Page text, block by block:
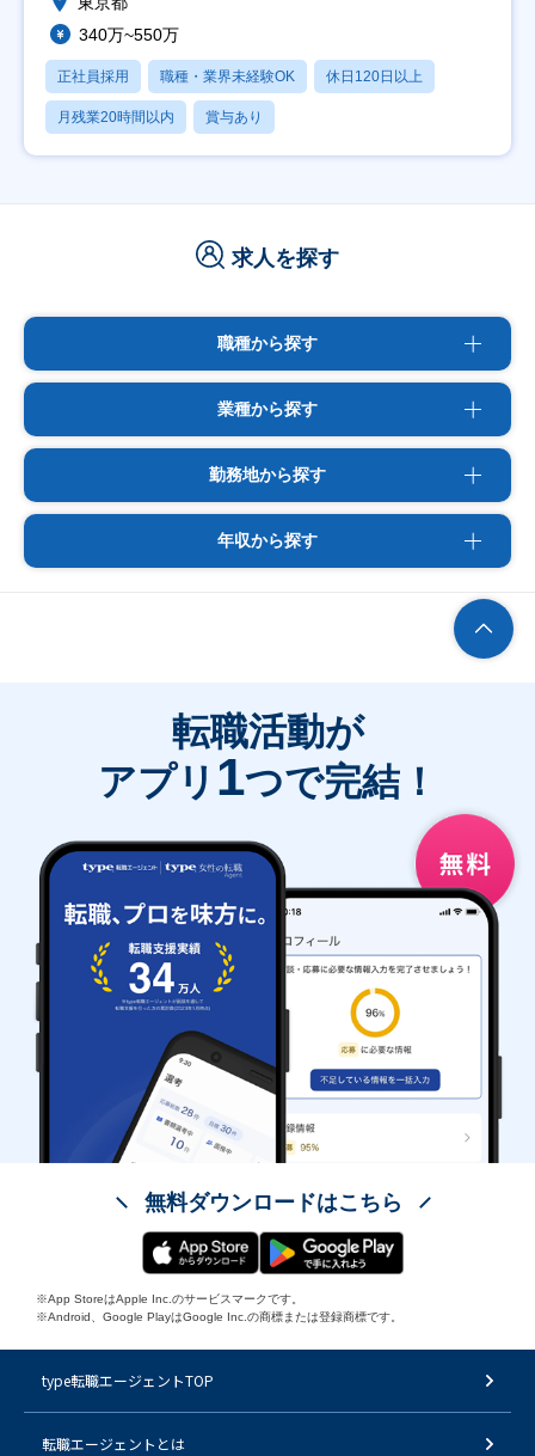
340万~550万
正社員採用 職種・業界未経験OK 休日120日以上
月残業20時間以内 賞与あり
求人を探す
職種から探す
業種から探す
勤務地から探す
年収から探す
転職活動が
アプリ 1つで完結！
無料ダウンロードはこちら
※App StoreはApple Inc.のサービスマークです。
※Android、Google PlayはGoogle Inc.の商標または登録商標です。
type転職エージェントTOP
転職エージェントとは